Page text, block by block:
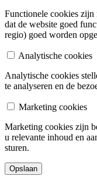
Functionele cookies
dat de website goed
regio) goed worden
Analytische cookies
Analytische cookies
te analyseren en de
Marketing cookies
Marketing cookies zijn
u relevante inhoud en
sturen.
Opslaan